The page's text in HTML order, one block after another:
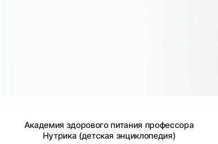
Академия здорового питания профессора
Нутрика (детская энциклопедия)